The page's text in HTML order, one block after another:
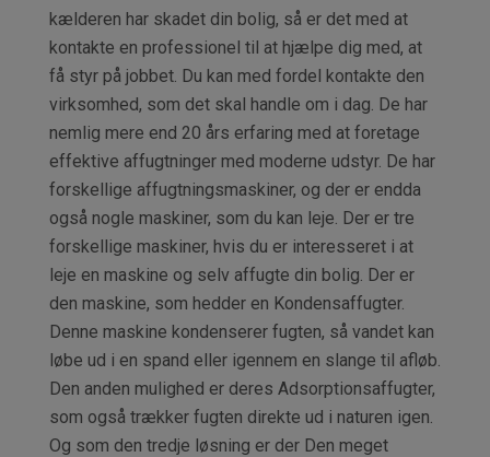
kælderen har skadet din bolig, så er det med at
kontakte en professionel til at hjælpe dig med, at
få styr på jobbet. Du kan med fordel kontakte den
virksomhed, som det skal handle om i dag. De har
nemlig mere end 20 års erfaring med at foretage
effektive affugtninger med moderne udstyr. De har
forskellige affugtningsmaskiner, og der er endda
også nogle maskiner, som du kan leje. Der er tre
forskellige maskiner, hvis du er interesseret i at
leje en maskine og selv affugte din bolig. Der er
den maskine, som hedder en Kondensaffugter.
Denne maskine kondenserer fugten, så vandet kan
løbe ud i en spand eller igennem en slange til afløb.
Den anden mulighed er deres Adsorptionsaffugter,
som også trækker fugten direkte ud i naturen igen.
Og som den tredje løsning er der Den meget